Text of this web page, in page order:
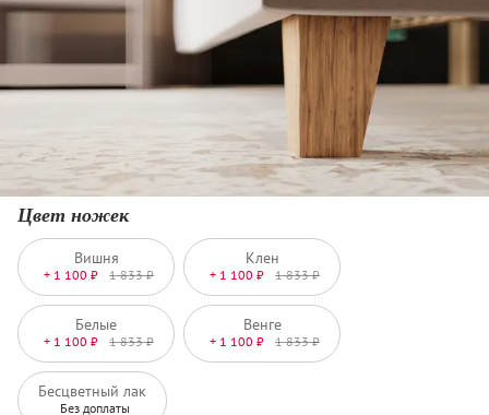
Цвет ножек
Вишня
+ 1 100 ₽ 1 833 ₽
Клен
+ 1 100 ₽ 1 833 ₽
Белые
+ 1 100 ₽ 1 833 ₽
Венге
+ 1 100 ₽ 1 833 ₽
Бесцветный лак
Без доплаты